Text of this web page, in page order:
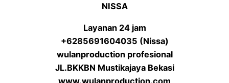
NISSA
Layanan 24 jam
+6285691604035 (Nissa)
wulanproduction profesional
JL.BKKBN Mustikajaya Bekasi